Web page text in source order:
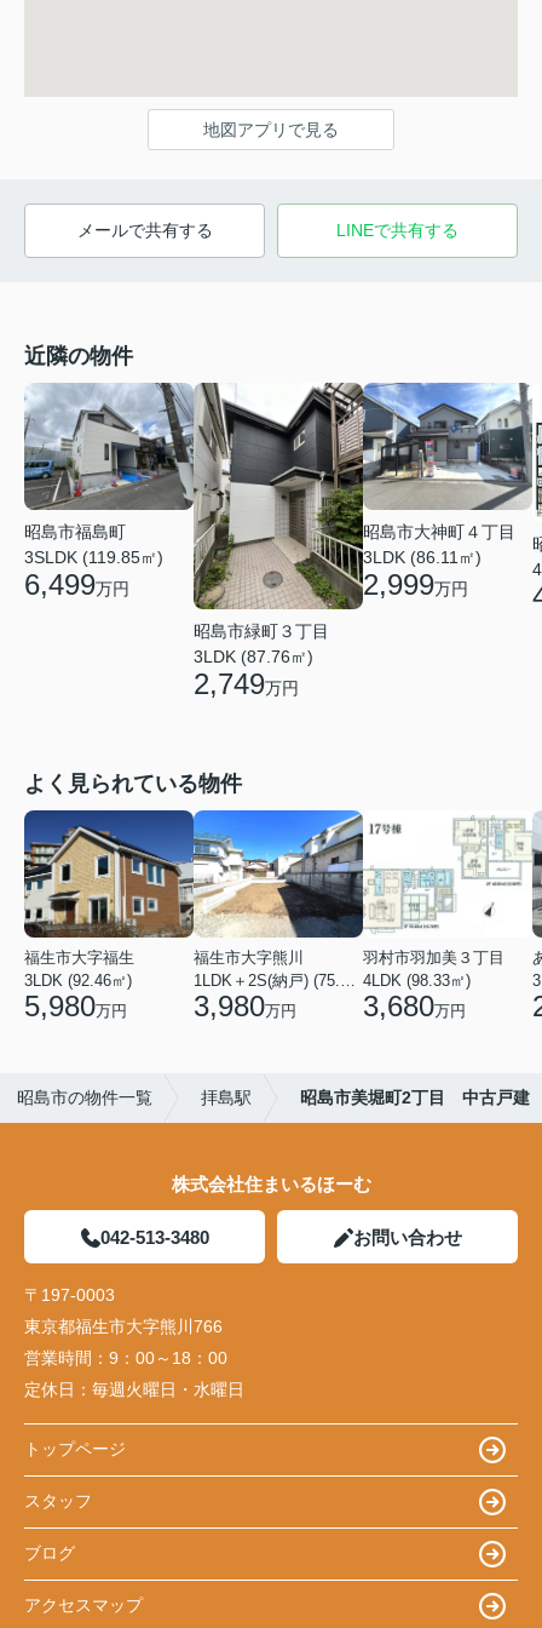
地図アプリで見る
メールで共有する LINEで共有する
近隣の物件
昭島市福島町
3SLDK (119.85㎡)
6,499万円
昭島市緑町３丁目
3LDK (87.76㎡)
2,749万円
昭島市大神町４丁目
3LDK (86.11㎡)
2,999万円
よく見られている物件
福生市大字福生
3LDK (92.46㎡)
5,980万円
福生市大字熊川
3,980万円
羽村市羽加美３丁目
4LDK (98.33㎡)
3,680万円
昭島市の物件一覧 拝島駅 昭島市美堀町2丁目 中古戸建
株式会社住まいるほーむ
042-513-3480 お問い合わせ
〒197-0003
東京都福生市大字熊川766
営業時間： 9：00～18：00
定休日： 毎週火曜日・水曜日
トップページ
スタッフ
ブログ
アクセスマップ